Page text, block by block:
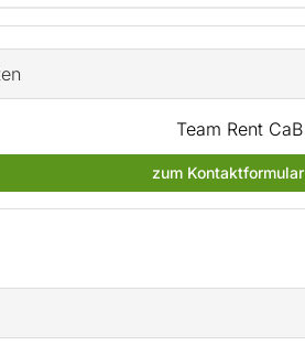
Team Rent CaB
zum Kontaktformular